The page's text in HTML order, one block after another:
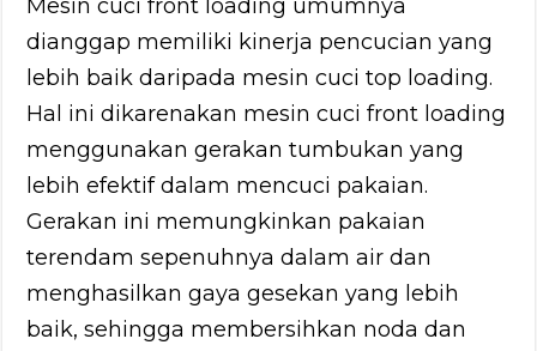
Mesin cuci front loading umumnya
dianggap memiliki kinerja pencucian yang
lebih baik daripada mesin cuci top loading.
Hal ini dikarenakan mesin cuci front loading
menggunakan gerakan tumbukan yang
lebih efektif dalam mencuci pakaian.
Gerakan ini memungkinkan pakaian
terendam sepenuhnya dalam air dan
menghasilkan gaya gesekan yang lebih
baik, sehingga membersihkan noda dan